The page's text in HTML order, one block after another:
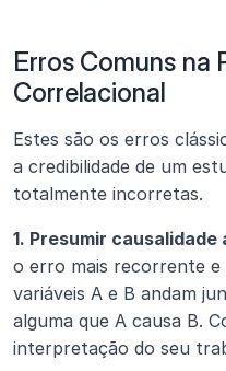
Erros Comuns na
Correlacional
Estes são os erros
a credibilidade de um
totalmente incorretas.
1. Presumir
o erro mais recorrente e
variáveis A e B andam
alguma que A causa B.
interpretação do seu